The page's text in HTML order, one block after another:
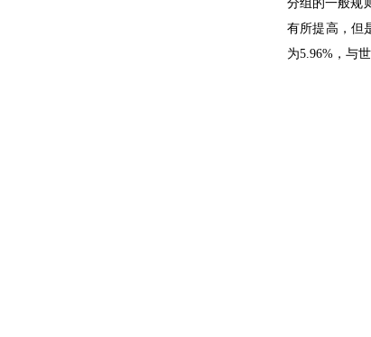
分组的一般规
有所提高，但
为5.96%，与